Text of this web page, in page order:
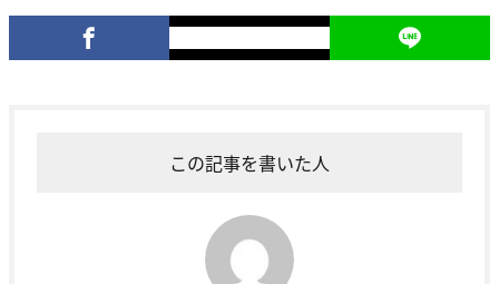
この記事を書いた人